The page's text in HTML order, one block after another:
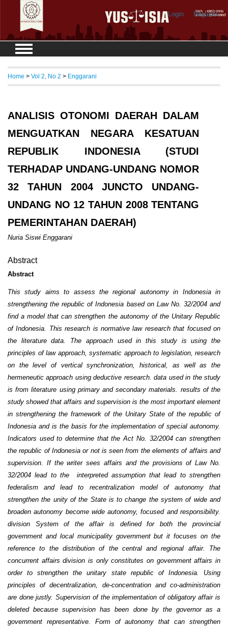
Login Register
Home > Vol 2, No 2 > Enggarani
ANALISIS OTONOMI DAERAH DALAM
MENGUATKAN NEGARA KESATUAN
REPUBLIK INDONESIA (STUDI
TERHADAP UNDANG-UNDANG NOMOR
32 TAHUN 2004 JUNCTO UNDANG-
UNDANG NO 12 TAHUN 2008 TENTANG
PEMERINTAHAN DAERAH)
Nuria Siswi Enggarani
Abstract
Abstract
This study aims to assess the regional autonomy in Indonesia in
strengthening the republic of Indonesia based on Law No. 32/2004 and
find a model that can strengthen the autonomy of the Unitary Republic
of Indonesia. This research is normative law research that focused on
the literature data. The approach used in this study is using the
principles of law approach, systematic approach to legislation, research
on the level of vertical synchronization, historical, as well as the
hermeneutic approach using deductive research. data used in the study
is from literature using primary and secondary materials. results of the
study showed that affairs and supervision is the most important element
in strengthening the framework of the Unitary State of the republic of
Indonesia and is the basis for the implementation of special autonomy.
Indicators used to determine that the Act No. 32/2004 can strengthen
the republic of Indonesia or not is seen from the elements of affairs and
supervision. If the writer sees affairs and the provisions of Law No.
32/2004 lead to the interpreted assumption that lead to strengthen
federalism and lead to recentralization model of autonomy that
strengthen the unity of the State is to change the system of wide and
broaden autonomy become wide autonomy, focused and responsibility.
division System of the affair is defined for both the provincial
government and local municipality government but it focuses on the
reference to the distribution of the central and regional affair. The
concurrent affairs division is only constitutes on government affairs in
order to strengthen the unitary state republic of Indonesia. Using
principles of decentralization, de-concentration and co-administration
are done justly. Supervision of the implementation of obligatory affair is
deleted because supervision has been done by the governor as a
government representative. Form of autonomy that can strengthen